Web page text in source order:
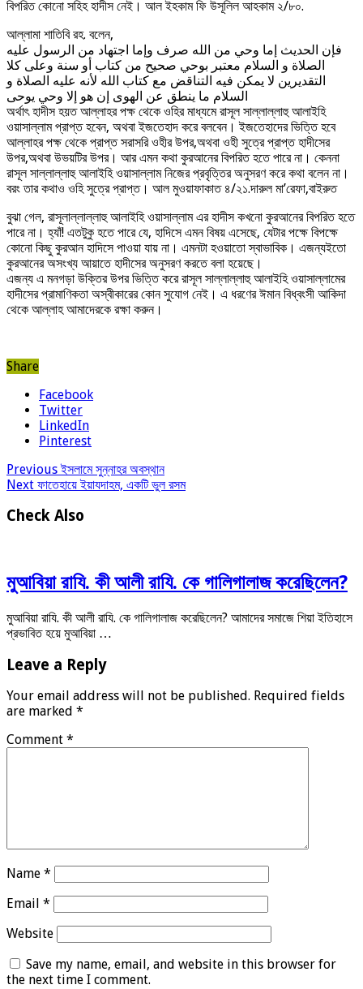
বিপরিত কোনো সহিহ হাদীস নেই। আল ইহকাম ফি উসূলিল আহকাম ২/৮০.
আল্লামা শাতিবি রহ. বলেন,
فإن الحديث إما وحي من الله صرف وإما اجتهاد من الرسول عليه
الصلاة و السلام معتبر بوحي صحيح من كتاب أو سنة وعلى كلا
التقديرين لا يمكن فيه التناقض مع كتاب الله لأنه عليه الصلاة و
السلام ما ينطق عن الهوى إن هو إلا وحي يوحى
অর্থাৎ হাদীস হয়ত আল্লাহর পক্ষ থেকে ওহির মাধ্যমে রাসূল সাল্লাল্লাহু আলাইহি
ওয়াসাল্লাম প্রাপ্ত হবেন, অথবা ইজতেহাদ করে বলবেন। ইজতেহাদের ভিত্তি হবে
আল্লাহর পক্ষ থেকে প্রাপ্ত সরাসরি ওহীর উপর,অথবা ওহী সুত্রে প্রাপ্ত হাদীসের
উপর,অথবা উভয়টির উপর। আর এমন কথা কুরআনের বিপরিত হতে পারে না। কেননা
রাসূল সাল্লাল্লাহু আলাইহি ওয়াসাল্লাম নিজের প্রবৃত্তির অনুসরণ করে কথা বলেন না।
বরং তার কথাও ওহি সুত্রে প্রাপ্ত। আল মুওয়াফাকাত ৪/২১.দারুল মা’রেফা,বাইরুত
বুঝা গেল, রাসূলাল্লাল্লাহু আলাইহি ওয়াসাল্লাম এর হাদীস কখনো কুরআনের বিপরিত হতে
পারে না। হ্যাঁ! এতটুকু হতে পারে যে, হাদিসে এমন বিষয় এসেছে, যেটার পক্ষে বিপক্ষে
কোনো কিছু কুরআন হাদিসে পাওয়া যায় না। এমনটা হওয়াতো স্বাভাবিক। এজন্যইতো
কুরআনের অসংখ্য আয়াতে হাদীসের অনুসরণ করতে বলা হয়েছে।
এজন্য এ মনগড়া উক্তির উপর ভিত্তি করে রাসূল সাল্লাল্লাহু আলাইহি ওয়াসাল্লামের
হাদীসের প্রামাণিকতা অস্বীকারের কোন সুযোগ নেই। এ ধরণের ঈমান বিধ্বংসী আকিদা
থেকে আল্লাহ আমাদেরকে রক্ষা করুন।
Share
Facebook
Twitter
LinkedIn
Pinterest
Previousইসলামে সুন্নাহর অবস্থান
Next ফাতেহায়ে ইয়াযদাহম, একটি ভুল রসম
Check Also
মুআবিয়া রাযি. কী আলী রাযি. কে গালিগালাজ করেছিলেন?
মুআবিয়া রাযি. কী আলী রাযি. কে গালিগালাজ করেছিলেন? আমাদের সমাজে শিয়া ইতিহাসে
প্রভাবিত হয়ে মুআবিয়া …
Leave a Reply
Your email address will not be published. Required fields
are marked *
Comment *
Name *
Email *
Website
Save my name, email, and website in this browser for
the next time I comment.